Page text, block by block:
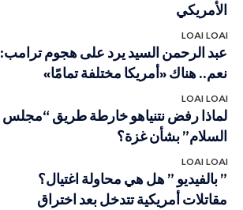
الأمريكي
LOAI LOAI
عبد الرحمن السيد يرد على هجوم ترامب:
نعم.. هناك «أمريكا مختلفة تمامًا»
LOAI LOAI
لماذا رفض نتنياهو خارطة طريق “مجلس
السلام” بشأن غزة؟
LOAI LOAI
” بالفيديو ” هل هي محاولة اغتيال؟
مقاتلات أمريكية تتدخل بعد اختراق